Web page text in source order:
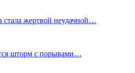
стала жертвой неудачной…
шторм с порывами…